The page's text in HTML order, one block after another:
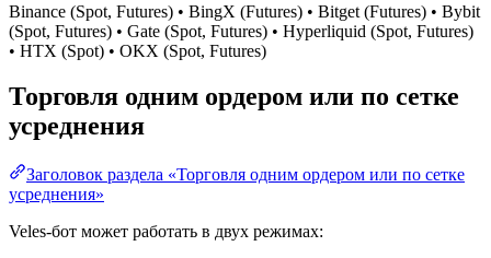
Binance (Spot, Futures) • BingX (Futures) • Bitget (Futures) • Bybit
(Spot, Futures) • Gate (Spot, Futures) • Hyperliquid (Spot, Futures)
• HTX (Spot) • OKX (Spot, Futures)
Торговля одним ордером или по сетке
усреднения
Заголовок раздела «Торговля одним ордером или по сетке
усреднения»
Veles-бот может работать в двух режимах: